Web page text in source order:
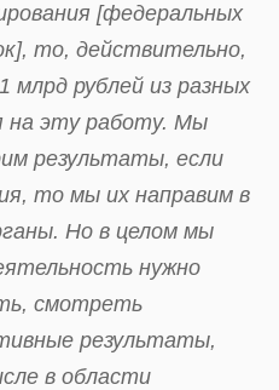
[федеральных
то, действительно,
млрд рублей из разных
на эту работу. Мы
результаты, если
то мы их направим в
Но в целом мы
нужно
смотреть
результаты,
в области